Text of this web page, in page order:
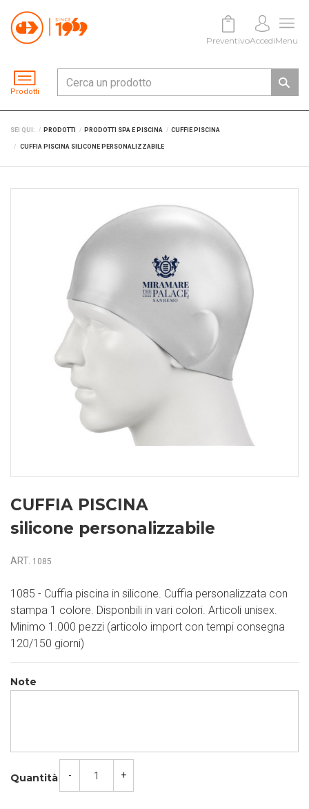
Prodotti
PreventivoAccediMenu
SEI QUI: PRODOTTI PRODOTTI SPA E PISCINA CUFFIE PISCINA
CUFFIA PISCINA SILICONE PERSONALIZZABILE
CUFFIA PISCINA
silicone personalizzabile
ART. 1085
1085 - Cuffia piscina in silicone. Cuffia personalizzata con
stampa 1 colore. Disponbili in vari colori. Articoli unisex.
Minimo 1.000 pezzi (articolo import con tempi consegna
120/150 giorni)
Note
Quantità - +